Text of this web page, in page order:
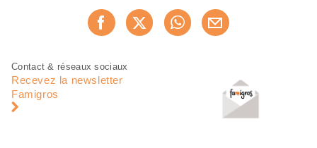
Recommander maintenant
Pied
page
Navigation
pied
Contact & réseaux sociaux
Recevez la newsletter
Famigros